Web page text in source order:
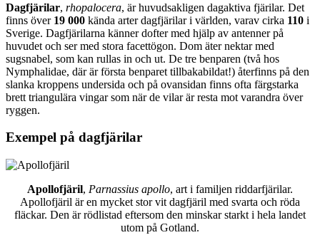
Dagfjärilar, rhopalocera, är huvudsakligen dagaktiva fjärilar. Det
finns över 19 000 kända arter dagfjärilar i världen, varav cirka 110 i
Sverige. Dagfjärilarna känner dofter med hjälp av antenner på
huvudet och ser med stora facettögon. Dom äter nektar med
sugsnabel, som kan rullas in och ut. De tre benparen (två hos
Nymphalidae, där är första benparet tillbakabildat!) återfinns på den
slanka kroppens undersida och på ovansidan finns ofta färgstarka
brett triangulära vingar som när de vilar är resta mot varandra över
ryggen.
Exempel på dagfjärilar
Apollofjäril, Parnassius apollo, art i familjen riddarfjärilar.
Apollofjäril är en mycket stor vit dagfjäril med svarta och röda
fläckar. Den är rödlistad eftersom den minskar starkt i hela landet
utom på Gotland.